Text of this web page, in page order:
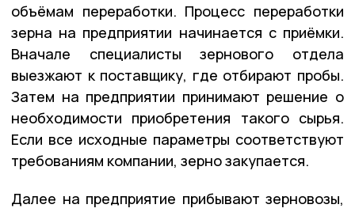
объёмам переработки. Процесс переработки
зерна на предприятии начинается с приёмки.
Вначале специалисты зернового отдела
выезжают к поставщику, где отбирают пробы.
Затем на предприятии принимают решение о
необходимости приобретения такого сырья.
Если все исходные параметры соответствуют
требованиям компании, зерно закупается.
Далее на предприятие прибывают зерновозы,